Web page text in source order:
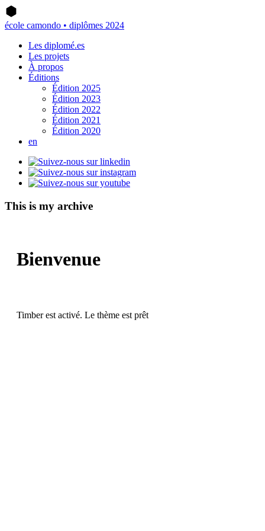
école camondo • diplômes 2024
Les diplomé.es
Les projets
À propos
Éditions
Édition 2025
Édition 2023
Édition 2022
Édition 2021
Édition 2020
en
This is my archive
Bienvenue
Timber est activé. Le thème est prêt